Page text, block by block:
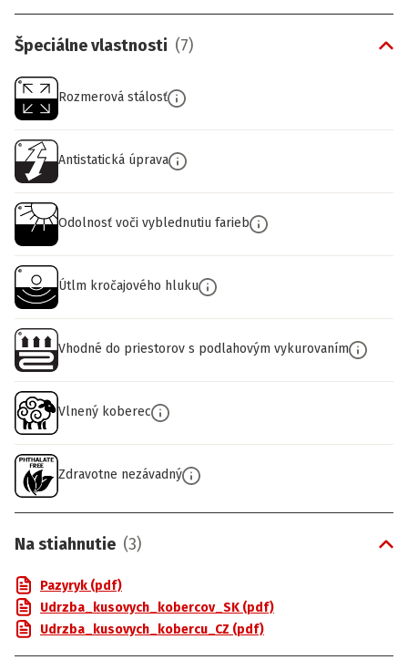
Špeciálne vlastnosti (7)
Rozmerová stálosť
Antistatická úprava
Odolnosť voči vyblednutiu farieb
Útlm kročajového hluku
Vhodné do priestorov s podlahovým vykurovaním
Vlnený koberec
Zdravotne nezávadný
Na stiahnutie (3)
Pazyryk (pdf)
Udrzba_kusovych_kobercov_SK (pdf)
Udrzba_kusovych_kobercu_CZ (pdf)